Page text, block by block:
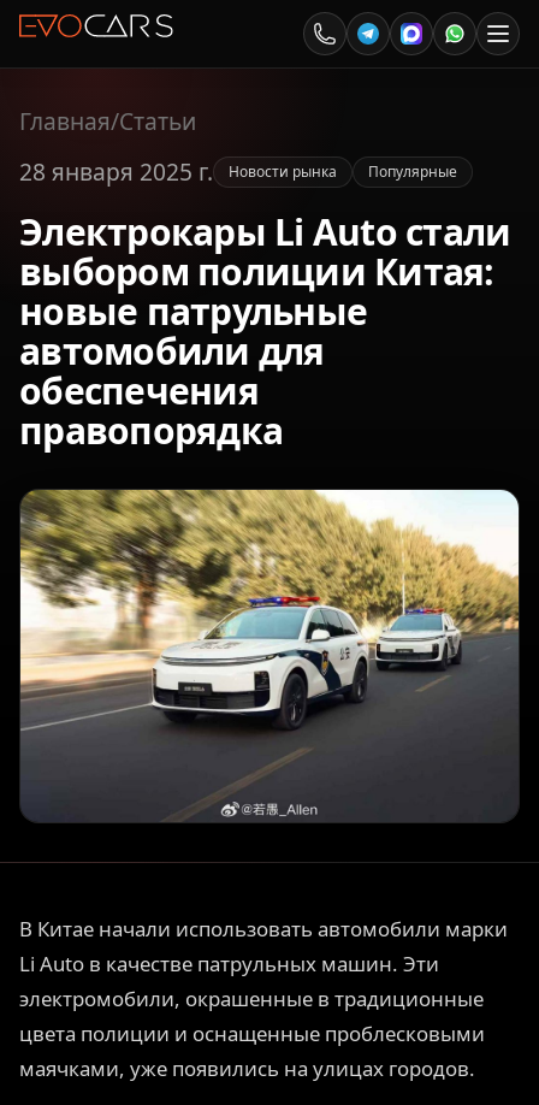
Главная/Статьи
28 января 2025 г.
Новости рынка Популярные
Электрокары Li Auto стали
выбором полиции Китая:
новые патрульные
автомобили для
обеспечения
правопорядка
В Китае начали использовать автомобили марки
Li Auto в качестве патрульных машин. Эти
электромобили, окрашенные в традиционные
цвета полиции и оснащенные проблесковыми
маячками, уже появились на улицах городов.